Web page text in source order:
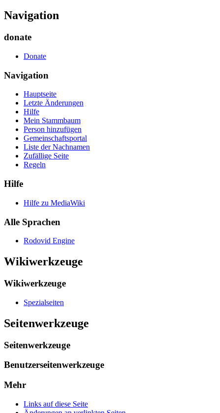
Navigation
donate
Donate
Navigation
Hauptseite
Letzte Änderungen
Hilfe
Mein Stammbaum
Person hinzufügen
Gemeinschafts­portal
Liste der Nachnamen
Zufällige Seite
Regeln
Hilfe
Hilfe zu MediaWiki
Alle Sprachen
Rodovid Engine
Wikiwerkzeuge
Wikiwerkzeuge
Spezialseiten
Seitenwerkzeuge
Seitenwerkzeuge
Benutzerseitenwerkzeuge
Mehr
Links auf diese Seite